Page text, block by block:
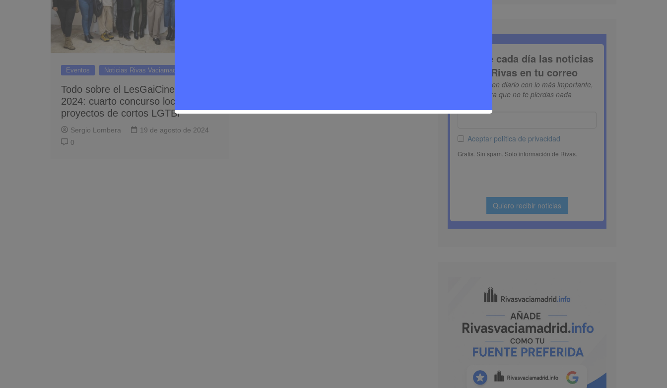
Eventos Noticias Rivas Vaciamadrid
Todo sobre el LesGaiCineMad
2024: cuarto concurso local de
proyectos de cortos LGTBI
Sergio Lombera
19 de agosto de 2024
0